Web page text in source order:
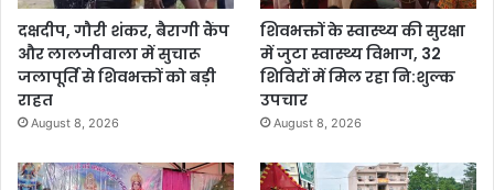
दक्षदीप, गौरी शंकर, बैरागी कैंप
और लालजीवाला में सुचारू
जलापूर्ति से शिवभक्तों को बड़ी
राहत
August 8, 2026
शिवभक्तों के स्वास्थ्य की सुरक्षा
में जुटा स्वास्थ्य विभाग, 32
शिविरों में मिल रहा नि:शुल्क
उपचार
August 8, 2026